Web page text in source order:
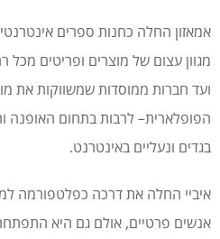
אמאזון החלה כחנות ספרים
מגוון עצום של מוצרים ופריטים
ועד חברות ממוסדות שמשווקות את
הפופלארית– לרבות בתחום
בגדים ונעליים באינטרנט.
איביי החלה את דרכה כפלטפורמה
אנשים פרטיים, אולם גם היא